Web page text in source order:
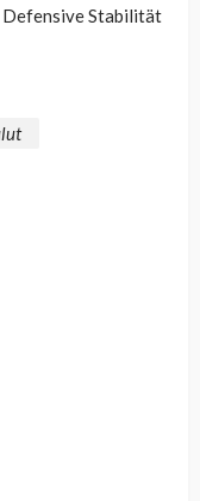
Defensive Stabilität